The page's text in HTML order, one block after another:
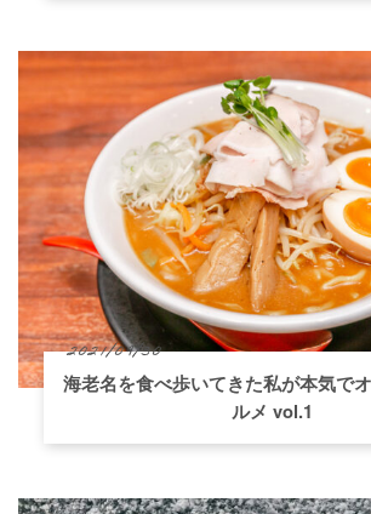
2021/09/30
海老名を食べ歩いてきた私が本気で
ルメ vol.1